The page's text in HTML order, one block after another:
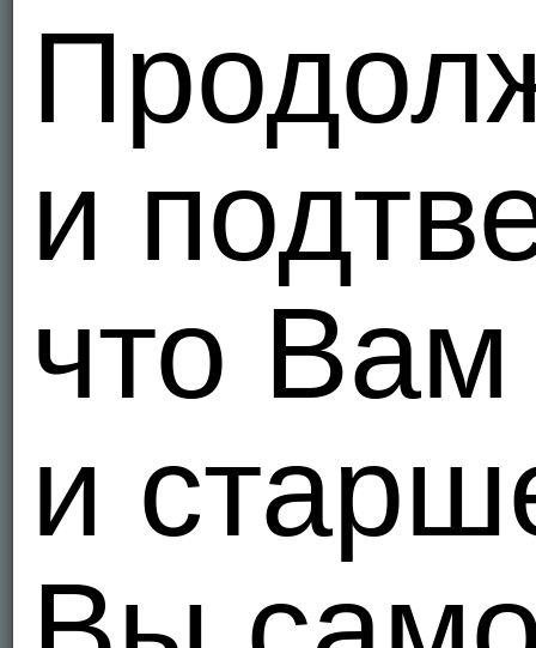
Я -
Kinua
Я - Би,
и
что
и